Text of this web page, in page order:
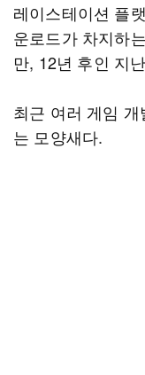
레이스테이션 플
운로드가 차지하
만, 12년 후인 지
최근 여러 게임
는 모양새다.